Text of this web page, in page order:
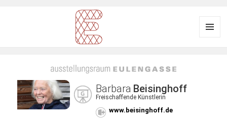
EULENGASSE
Barbara Beisinghoff
Freischaffende Künstlerin
www.beisinghoff.de